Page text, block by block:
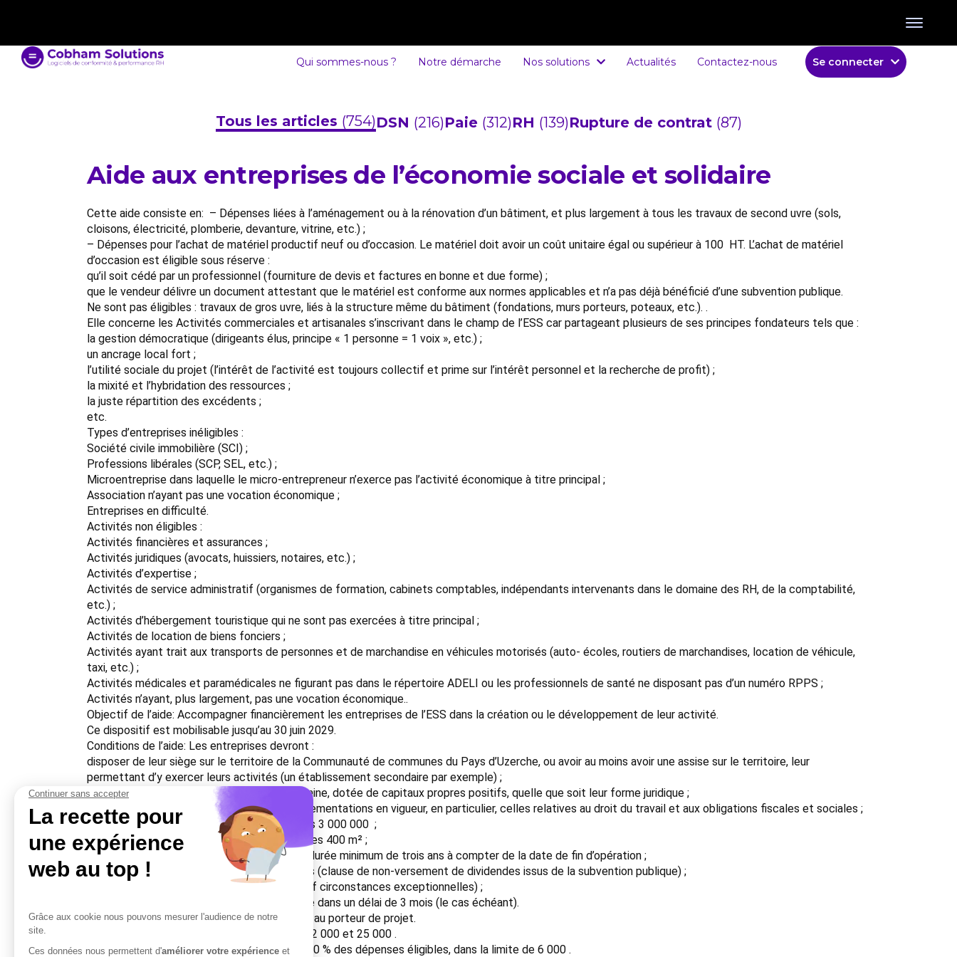
Qui sommes-nous ? Notre démarche Nos solutions Actualités Contactez-nous Se connecter
Tous les articles (754)DSN (216)Paie (312)RH (139)Rupture de contrat (87)
Aide aux entreprises de l’économie sociale et solidaire
Cette aide consiste en: – Dépenses liées à l’aménagement ou à la rénovation d’un bâtiment, et plus largement à tous les travaux de second uvre (sols,
cloisons, électricité, plomberie, devanture, vitrine, etc.) ;
– Dépenses pour l’achat de matériel productif neuf ou d’occasion. Le matériel doit avoir un coût unitaire égal ou supérieur à 100  HT. L’achat de matériel
d’occasion est éligible sous réserve :
qu’il soit cédé par un professionnel (fourniture de devis et factures en bonne et due forme) ;
que le vendeur délivre un document attestant que le matériel est conforme aux normes applicables et n’a pas déjà bénéficié d’une subvention publique.
Ne sont pas éligibles : travaux de gros uvre, liés à la structure même du bâtiment (fondations, murs porteurs, poteaux, etc.). .
Elle concerne les Activités commerciales et artisanales s’inscrivant dans le champ de l’ESS car partageant plusieurs de ses principes fondateurs tels que :
la gestion démocratique (dirigeants élus, principe « 1 personne = 1 voix », etc.) ;
un ancrage local fort ;
l’utilité sociale du projet (l’intérêt de l’activité est toujours collectif et prime sur l’intérêt personnel et la recherche de profit) ;
la mixité et l’hybridation des ressources ;
la juste répartition des excédents ;
etc.
Types d’entreprises inéligibles :
Société civile immobilière (SCI) ;
Professions libérales (SCP, SEL, etc.) ;
Microentreprise dans laquelle le micro-entrepreneur n’exerce pas l’activité économique à titre principal ;
Association n’ayant pas une vocation économique ;
Entreprises en difficulté.
Activités non éligibles :
Activités financières et assurances ;
Activités juridiques (avocats, huissiers, notaires, etc.) ;
Activités d’expertise ;
Activités de service administratif (organismes de formation, cabinets comptables, indépendants intervenants dans le domaine des RH, de la comptabilité,
etc.) ;
Activités d’hébergement touristique qui ne sont pas exercées à titre principal ;
Activités de location de biens fonciers ;
Activités ayant trait aux transports de personnes et de marchandise en véhicules motorisés (auto- écoles, routiers de marchandises, location de véhicule,
taxi, etc.) ;
Activités médicales et paramédicales ne figurant pas dans le répertoire ADELI ou les professionnels de santé ne disposant pas d’un numéro RPPS ;
Activités n’ayant, plus largement, pas une vocation économique..
Objectif de l’aide: Accompagner financièrement les entreprises de l’ESS dans la création ou le développement de leur activité.
Ce dispositif est mobilisable jusqu’au 30 juin 2029.
Conditions de l’aide: Les entreprises devront :
disposer de leur siège sur le territoire de la Communauté de communes du Pays d’Uzerche, ou avoir au moins avoir une assise sur le territoire, leur
permettant d’y exercer leurs activités (un établissement secondaire par exemple) ;
être en situation économique et financière saine, dotée de capitaux propres positifs, quelle que soit leur forme juridique ;
être en conformité avec l’ensemble des réglementations en vigueur, en particulier, celles relatives au droit du travail et aux obligations fiscales et sociales ;
avoir un chiffre d’affaires qui n’excède pas les 3 000 000  ;
avoir une surface de vente qui n’excède pas les 400 m² ;
maintenir l’investissement aidé pendant une durée minimum de trois ans à compter de la date de fin d’opération ;
sortir la subvention des produits distribuables (clause de non-versement de dividendes issus de la subvention publique) ;
maintenir l’emploi sur une durée de 3 ans (sauf circonstances exceptionnelles) ;
informer le CSE de l’octroi d’une aide publique dans un délai de 3 mois (le cas échéant).
Un reste à charge minimum de 20 % s’impose au porteur de projet.
Les dépenses devront être comprises entre 2 000 et 25 000 .
Montant de l’aide: Subvention représentant 30 % des dépenses éligibles, dans la limite de 6 000 .